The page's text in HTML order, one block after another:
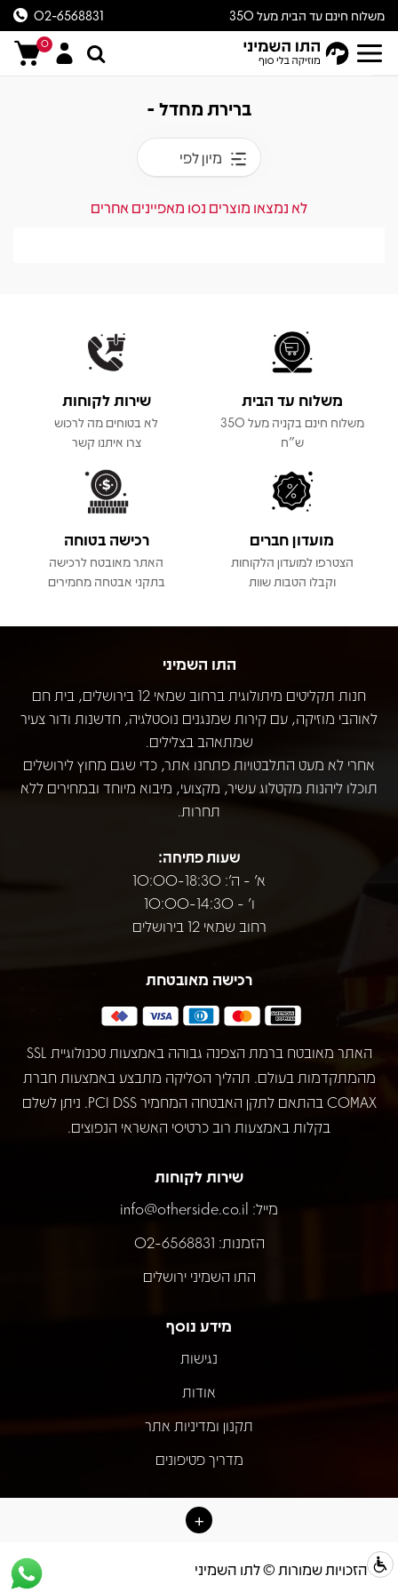
משלוח חינם עד הבית מעל 350
ש״ח
02-6568831
0
ברירת מחדל -
מיון לפי
לא נמצאו מוצרים נסו מאפיינים אחרים
משלוח עד הבית
משלוח חינם בקניה מעל 350
ש"ח
שירות לקוחות
לא בטוחים מה לרכוש
צרו איתנו קשר
מועדון חברים
הצטרפו למועדון הלקוחות
וקבלו הטבות שוות
רכישה בטוחה
האתר מאובטח לרכישה
בתקני אבטחה מחמירים
התו השמיני
חנות תקליטים מיתולוגית ברחוב שמאי 12 בירושלים, בית חם
לאוהבי מוזיקה, עם קירות שמנגנים נוסטלגיה, חדשנות ודור צעיר
שמתאהב בצלילים.
אחרי לא מעט התלבטויות פתחנו אתר, כדי שגם מחוץ לירושלים
תוכלו ליהנות מקטלוג עשיר, מקצועי, מיבוא מיוחד ובמחירים ללא
תחרות.
שעות פתיחה:
א' - ה': 10:00-18:30
ו' - 10:00-14:30
רחוב שמאי 12 בירושלים
רכישה מאובטחת
האתר מאובטח ברמת הצפנה גבוהה באמצעות טכנולוגיית SSL
מהמתקדמות בעולם. תהליך הסליקה מתבצע באמצעות חברת
COMAX בהתאם לתקן האבטחה המחמיר PCI DSS. ניתן לשלם
בקלות באמצעות רוב כרטיסי האשראי הנפוצים.
שירות לקוחות
מייל: info@otherside.co.il
הזמנות: 02-6568831
התו השמיני ירושלים
מידע נוסף
נגישות
אודות
תקנון ומדיניות אתר
מדריך פטיפונים
כל הזכויות שמורות © לתו השמיני